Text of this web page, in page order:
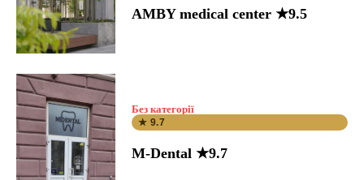
AMBY medical center ★9.5
Без категорії
★ 9.7
M-Dental ★9.7